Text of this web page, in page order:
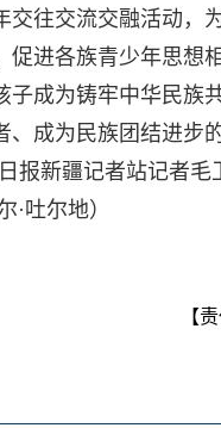
交往交流交融活动，
促进各族青少年思想
子成为铸牢中华民族
、成为民族团结进步
报新疆记者站记者毛
·吐尔地）
【